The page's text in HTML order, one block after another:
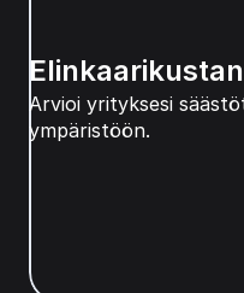
Arvioi yrityksesi
ympäristöön.